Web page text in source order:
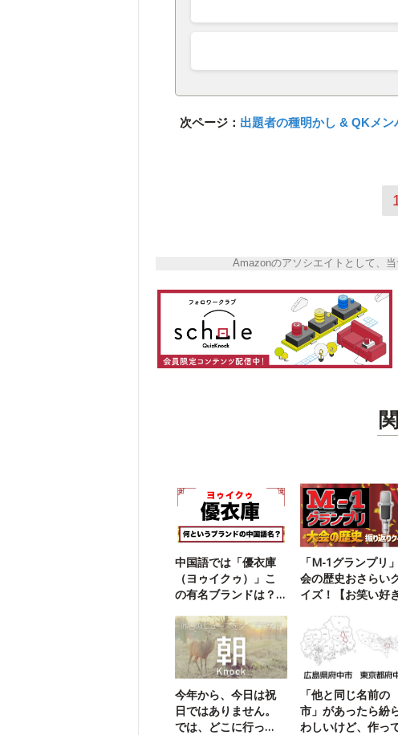
次ページ： 出題者の種明かし & QKメン
Amazonのアソシエイトとして、
中国語では「優衣庫
（ヨゥイクゥ）」こ
の有名ブランドは？
「M-1グランプリ
会の歴史おさらい
イズ！【お笑い好
今年から、今日は祝
日ではありません。
では、どこに行っ
「他と同じ名前の
市」があったら紛
わしいけど、作っ